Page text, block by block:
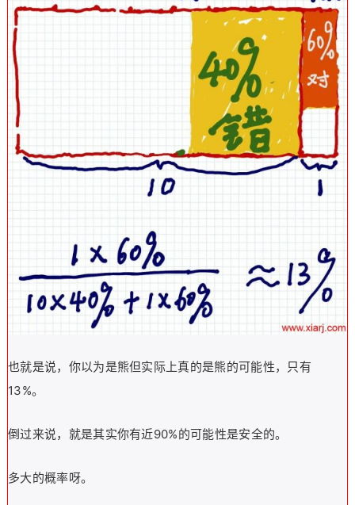
也就是说，你以为是熊但实际上真的是熊的可能性，只有
13%。
倒过来说，就是其实你有近90%的可能性是安全的。
多大的概率呀。